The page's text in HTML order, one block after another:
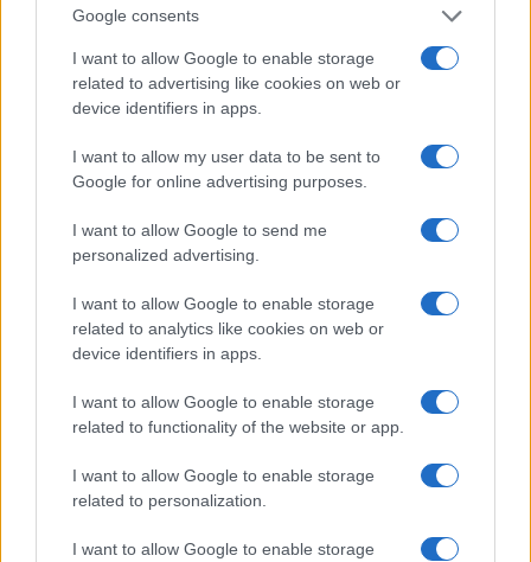
Google consents
I want to allow Google to enable storage
related to advertising like cookies on web or
device identifiers in apps.
I want to allow my user data to be sent to
Google for online advertising purposes.
I want to allow Google to send me
personalized advertising.
I want to allow Google to enable storage
related to analytics like cookies on web or
device identifiers in apps.
I want to allow Google to enable storage
related to functionality of the website or app.
I want to allow Google to enable storage
related to personalization.
I want to allow Google to enable storage
Test tunnel Olbia: rampe chiuse ancora fino a
fine agosto
Aggius conquista la classifica delle mete più
amate dell’estate 2026